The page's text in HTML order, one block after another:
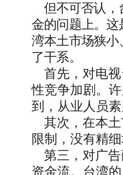
但不可否认，
金的问题上。
湾本土市场狭
了干系。
首先，对电
性竞争加剧。
到，从业人员
其次，在本
限制，没有精
第三，对广
资金流。台湾